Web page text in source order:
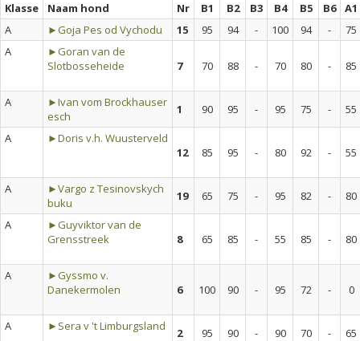
Klasse Naam hond Nr B1 B2 B3 B4 B5 B6
A1
A
►Goja Pes od Vychodu 15 95 94 - 100 94 -
75
A
►Goran van de
Slotbosseheide
7 70 88 - 70 80 - 85
A
►Ivan vom Brockhauser
esch
1 90 95 - 95 75 -
55
A
►Doris v.h. Wuusterveld
12
85 95 - 80 92 - 55
A
►Vargo z Tesinovskych
buku
19 65 75 - 95 82 -
80
A
►Guyviktor van de
Grensstreek
8 65 85 - 55 85 - 80
A
►Gyssmo v.
Danekermolen
6 100 90 - 95 72 - 0
A ►Sera v 't Limburgsland 2 95 90 - 90 70 -
65